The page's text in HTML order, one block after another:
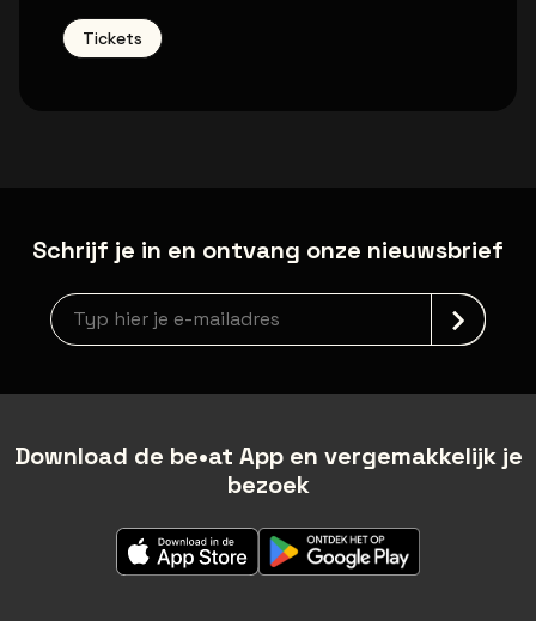
Tickets
Schrijf je in en ontvang onze nieuwsbrief
Nieuwsbrief aanmelding
Download de be•at App en vergemakkelijk je
bezoek